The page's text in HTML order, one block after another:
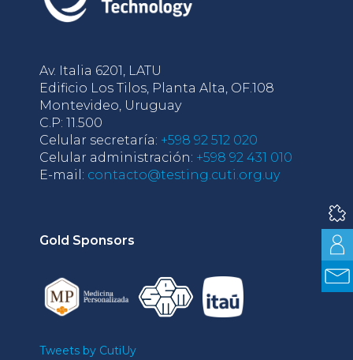
Av. Italia 6201, LATU
Edificio Los Tilos, Planta Alta, OF.108
Montevideo, Uruguay
C.P: 11.500
Celular secretaría: +598 92 512 020
Celular administración: +598 92 431 010
E-mail: contacto@testing.cuti.org.uy
Gold Sponsors
Tweets by CutiUy